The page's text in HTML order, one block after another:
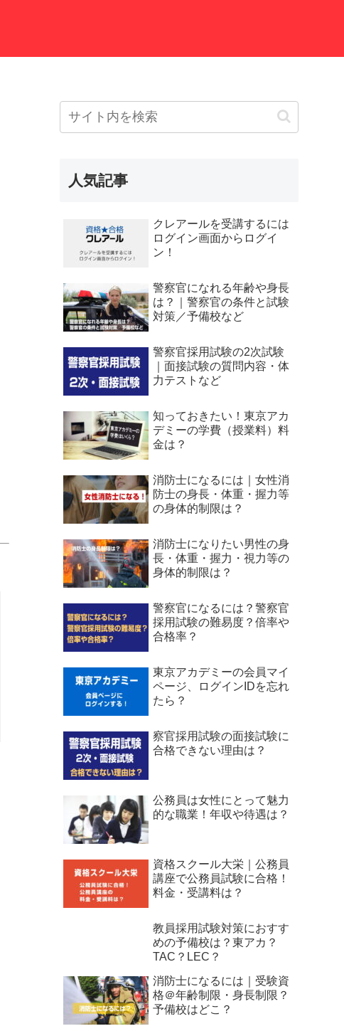
人気記事
クレアールを受講するには
ログイン画面からログイ
ン！
警察官になれる年齢や身長
は？｜警察官の条件と試験
対策／予備校など
警察官採用試験の2次試験
｜面接試験の質問内容・体
力テストなど
知っておきたい！東京アカ
デミーの学費（授業料）料
金は？
消防士になるには｜女性消
防士の身長・体重・握力等
の身体的制限は？
消防士になりたい男性の身
長・体重・握力・視力等の
身体的制限は？
警察官になるには？警察官
採用試験の難易度？倍率や
合格率？
東京アカデミーの会員マイ
ページ、ログインIDを忘れ
たら？
察官採用試験の面接試験に
合格できない理由は？
公務員は女性にとって魅力
的な職業！年収や待遇は？
資格スクール大栄｜公務員
講座で公務員試験に合格！
料金・受講料は？
教員採用試験対策におすす
めの予備校は？東アカ？
TAC？LEC？
消防士になるには｜受験資
格＠年齢制限・身長制限？
予備校はどこ？